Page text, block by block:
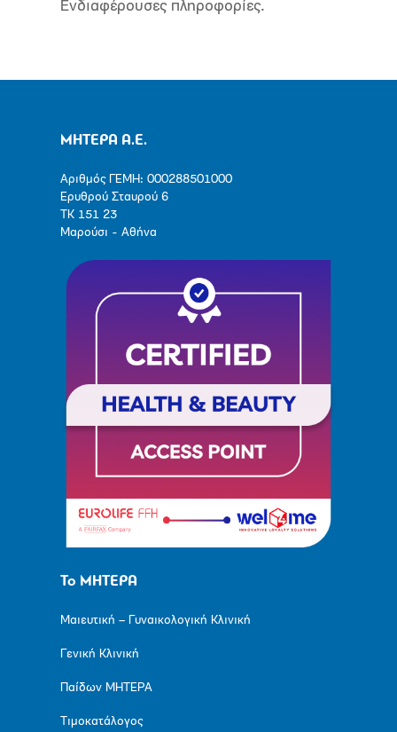
Ενδιαφέρουσες πληροφορίες.
ΜΗΤΕΡΑ Α.Ε.
Αριθμός ΓΕΜΗ: 000288501000
Ερυθρού Σταυρού 6
ΤΚ 151 23
Μαρούσι - Αθήνα
Το ΜΗΤΕΡΑ
Μαιευτική – Γυναικολογική Κλινική
Γενική Κλινική
Παίδων ΜΗΤΕΡΑ
Τιμοκατάλογος